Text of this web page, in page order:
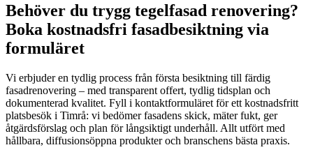
Behöver du trygg tegelfasad renovering?
Boka kostnadsfri fasadbesiktning via
formuläret
Vi erbjuder en tydlig process från första besiktning till färdig
fasadrenovering – med transparent offert, tydlig tidsplan och
dokumenterad kvalitet. Fyll i kontaktformuläret för ett kostnadsfritt
platsbesök i Timrå: vi bedömer fasadens skick, mäter fukt, ger
åtgärdsförslag och plan för långsiktigt underhåll. Allt utfört med
hållbara, diffusionsöppna produkter och branschens bästa praxis.